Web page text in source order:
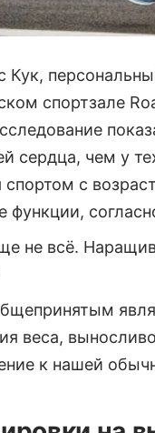
спортзале
сердца, чем у
спортом с
функции,
не всё.
веса,
к нашей